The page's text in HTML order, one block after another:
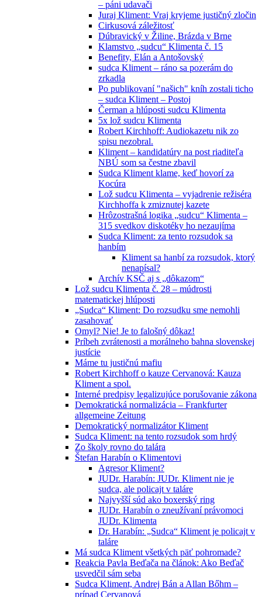
– páni udavači
Juraj Kliment: Vraj kryjeme justičný zločin
Cirkusová záležitosť
Dúbravický v Žiline, Brázda v Brne
Klamstvo „sudcu“ Klimenta č. 15
Benefity, Elán a Antošovský
sudca Kliment – ráno sa pozerám do
zrkadla
Po publikovaní "našich" kníh zostali ticho
– sudca Kliment – Postoj
Čerman a hlúposti sudcu Klimenta
5x lož sudcu Klimenta
Robert Kirchhoff: Audiokazetu nik zo
spisu nezobral.
Kliment – kandidatúry na post riaditeľa
NBÚ som sa čestne zbavil
Sudca Kliment klame, keď hovorí za
Kocúra
Lož sudcu Klimenta – vyjadrenie režiséra
Kirchhoffa k zmiznutej kazete
Hrôzostrašná logika „sudcu“ Klimenta –
315 svedkov diskotéky ho nezaujíma
Sudca Kliment: za tento rozsudok sa
hanbím
Kliment sa hanbí za rozsudok, ktorý
nenapísal?
Archív KSČ aj s „dôkazom“
Lož sudcu Klimenta č. 28 – múdrosti
matematickej hlúposti
„Sudca“ Kliment: Do rozsudku sme nemohli
zasahovať
Omyl? Nie! Je to falošný dôkaz!
Príbeh zvrátenosti a morálneho bahna slovenskej
justície
Máme tu justičnú mafiu
Robert Kirchhoff o kauze Cervanová: Kauza
Kliment a spol.
Interné predpisy legalizujúce porušovanie zákona
Demokratická normalizácia – Frankfurter
allgemeine Zeitung
Demokratický normalizátor Kliment
Sudca Kliment: na tento rozsudok som hrdý
Zo školy rovno do talára
Štefan Harabín o Klimentovi
Agresor Kliment?
JUDr. Harabín: JUDr. Kliment nie je
sudca, ale policajt v taláre
Najvyšší súd ako boxerský ring
JUDr. Harabín o zneužívaní právomoci
JUDr. Klimenta
Dr. Harabín: „Sudca“ Kliment je policajt v
taláre
Má sudca Kliment všetkých päť pohromade?
Reakcia Pavla Beďača na článok: Ako Beďač
usvedčil sám seba
Sudca Kliment, Andrej Bán a Allan Bőhm –
prípad Cervanová